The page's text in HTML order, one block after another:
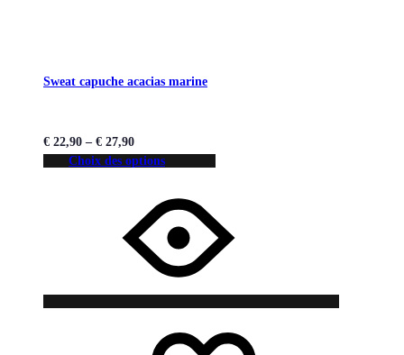
Sweat capuche acacias marine
€ 22,90 – € 27,90
Choix des options